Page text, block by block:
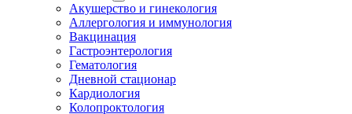
Акушерство и гинекология
Аллергология и иммунология
Вакцинация
Гастроэнтерология
Гематология
Дневной стационар
Кардиология
Колопроктология